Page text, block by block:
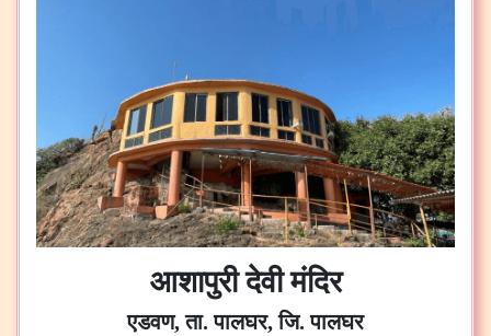
आशापुरी देवी मंदिर
एडवण, ता. पालघर, जि. पालघर